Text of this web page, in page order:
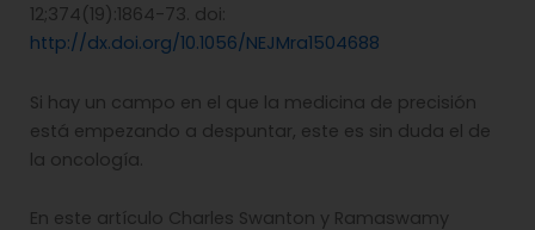
12;374(19):1864-73. doi:
http://dx.doi.org/10.1056/NEJMra1504688
Si hay un campo en el que la medicina de precisión
está empezando a despuntar, este es sin duda el de
la oncología.
En este artículo Charles Swanton y Ramaswamy